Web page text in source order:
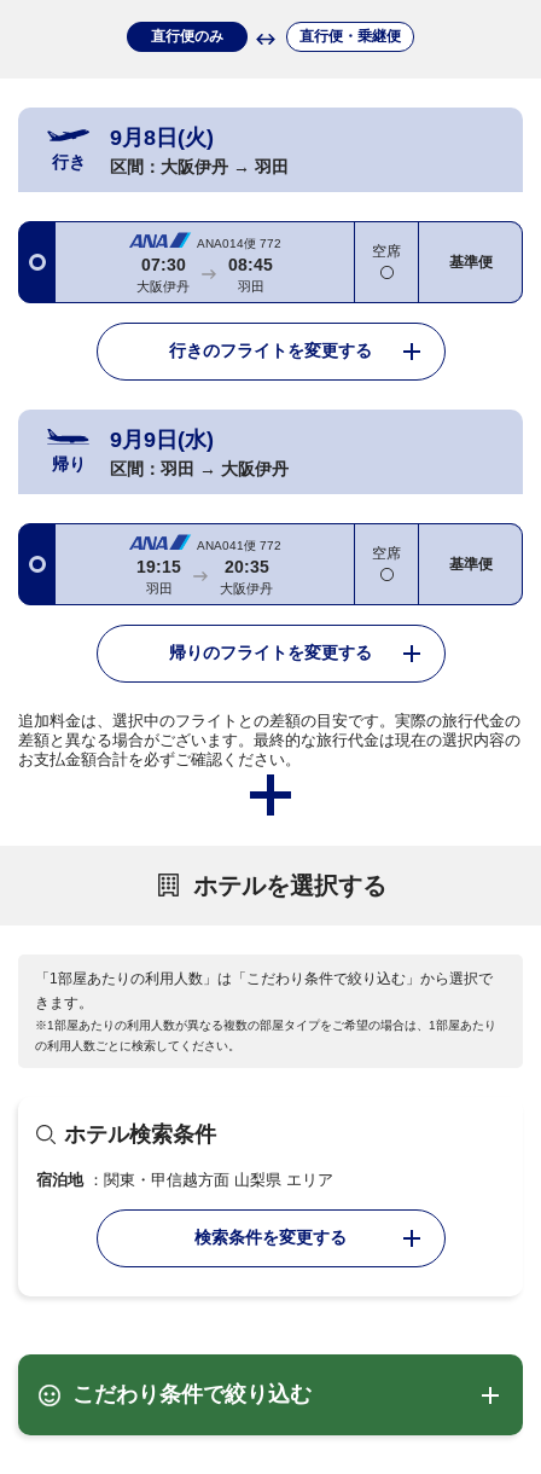
直行便のみ 直行便・乗継便
行き
9月8日(火)
区間： 大阪伊丹 → 羽田
ANA014便 772
07:30
大阪伊丹
08:45
羽田
空席
基準便
行きのフライトを変更する
帰り
9月9日(水)
区間： 羽田 → 大阪伊丹
ANA041便 772
19:15
羽田
20:35
大阪伊丹
空席
基準便
帰りのフライトを変更する
追加料金は、選択中のフライトとの差額の目安です。実際の旅行代金の
差額と異なる場合がございます。最終的な旅行代金は現在の選択内容の
お支払金額合計を必ずご確認ください。
ホテルを選択する
「1部屋あたりの利用人数」は「こだわり条件で絞り込む」から選択で
きます。
※1部屋あたりの利用人数が異なる複数の部屋タイプをご希望の場合は、1部屋あたり
の利用人数ごとに検索してください。
ホテル検索条件
宿泊地 関東・甲信越方面 山梨県 エリア
検索条件を変更する
こだわり条件で絞り込む